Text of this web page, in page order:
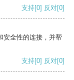
支持[0] 反对[0]
安全性的连接，并帮
支持[0] 反对[0]